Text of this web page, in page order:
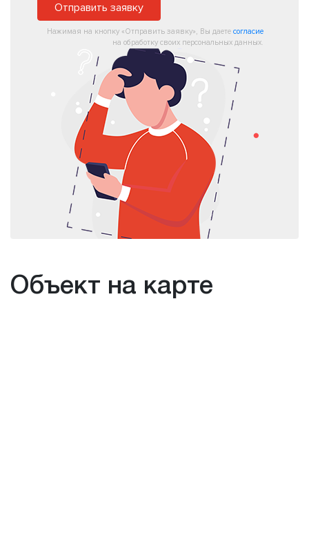
Отправить заявку
Нажимая на кнопку «Отправить заявку», Вы даете согласие
на обработку своих персональных данных.
Объект на карте